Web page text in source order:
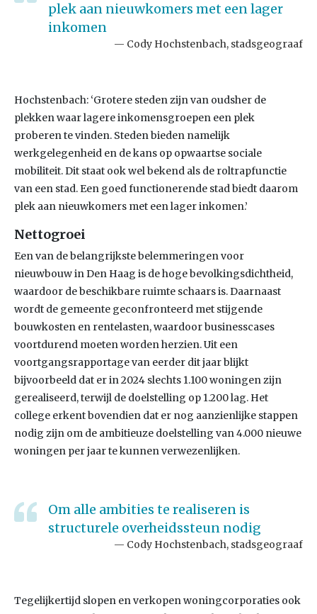
plek aan nieuwkomers met een lager
inkomen
Cody Hochstenbach, stadsgeograaf
Hochstenbach: ‘Grotere steden zijn van oudsher de
plekken waar lagere inkomensgroepen een plek
proberen te vinden. Steden bieden namelijk
werkgelegenheid en de kans op opwaartse sociale
mobiliteit. Dit staat ook wel bekend als de roltrapfunctie
van een stad. Een goed functionerende stad biedt daarom
plek aan nieuwkomers met een lager inkomen.’
Nettogroei
Een van de belangrijkste belemmeringen voor
nieuwbouw in Den Haag is de hoge bevolkingsdichtheid,
waardoor de beschikbare ruimte schaars is. Daarnaast
wordt de gemeente geconfronteerd met stijgende
bouwkosten en rentelasten, waardoor businesscases
voortdurend moeten worden herzien. Uit een
voortgangsrapportage van eerder dit jaar blijkt
bijvoorbeeld dat er in 2024 slechts 1.100 woningen zijn
gerealiseerd, terwijl de doelstelling op 1.200 lag. Het
college erkent bovendien dat er nog aanzienlijke stappen
nodig zijn om de ambitieuze doelstelling van 4.000 nieuwe
woningen per jaar te kunnen verwezenlijken.
Om alle ambities te realiseren is
structurele overheidssteun nodig
Cody Hochstenbach, stadsgeograaf
Tegelijkertijd slopen en verkopen woningcorporaties ook